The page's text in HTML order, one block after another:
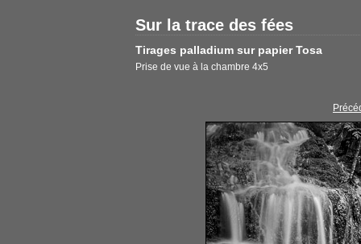
Sur la trace des fées
Tirages palladium sur papier Tosa
Prise de vue à la chambre 4x5